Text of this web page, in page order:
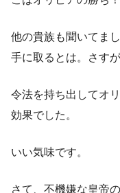
他の貴族も聞いてま
手に取るとは。さす
令法を持ち出してオ
効果でした。
いい気味です。
さて、不機嫌な皇帝